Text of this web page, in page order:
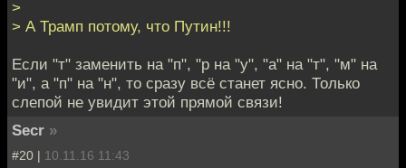
>
> А Трамп потому, что Путин!!!
Если "т" заменить на "п", "р на "у", "а" на "т", "м" на
"и", а "п" на "н", то сразу всё станет ясно. Только
слепой не увидит этой прямой связи!
Secr »
#20 | 10.11.16 11:43